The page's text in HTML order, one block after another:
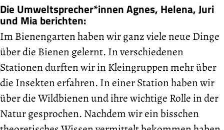
Die Umweltsprecher*innen Agnes, Helena, Juri
und Mia berichten:
Im Bienengarten haben wir ganz viele neue Dinge
über die Bienen gelernt. In verschiedenen
Stationen durften wir in Kleingruppen mehr über
die Insekten erfahren. In einer Station haben wir
über die Wildbienen und ihre wichtige Rolle in der
Natur gesprochen. Nachdem wir ein bisschen